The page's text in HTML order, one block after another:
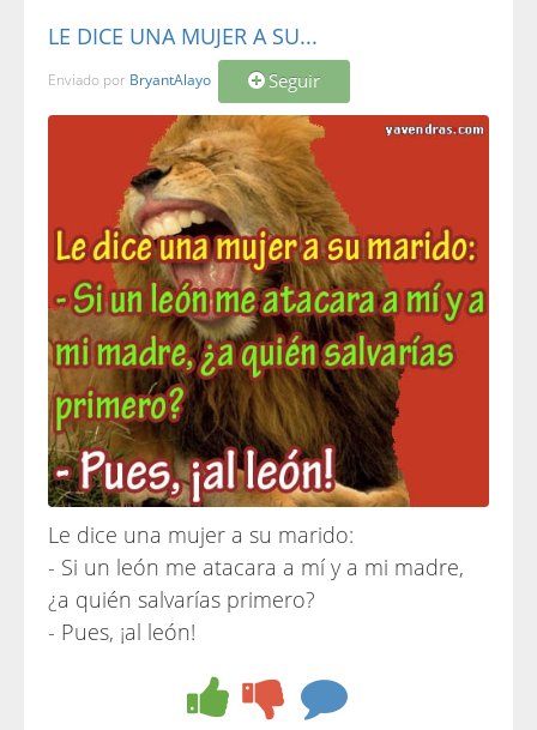
LE DICE UNA MUJER A SU...
Enviado por BryantAlayo Seguir
Le dice una mujer a su marido:
- Si un león me atacara a mí y a mi madre,
¿a quién salvarías primero?
- Pues, ¡al león!